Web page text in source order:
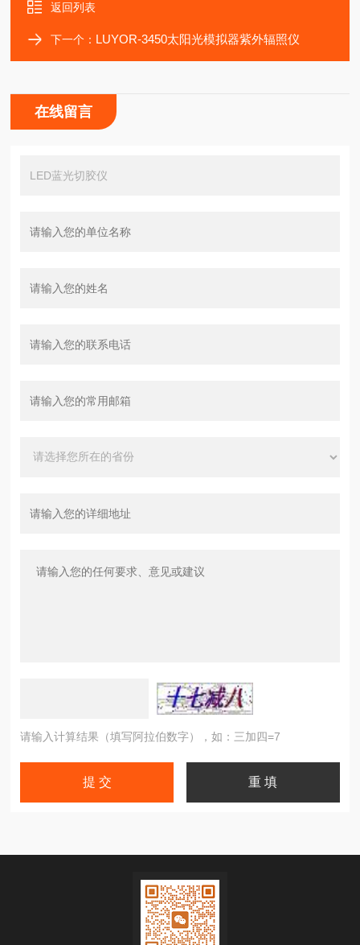
返回列表
下一个： LUYOR-3450太阳光模拟器紫外辐照仪
在线留言
请输入计算结果（填写阿拉伯数字），如：三加四=7